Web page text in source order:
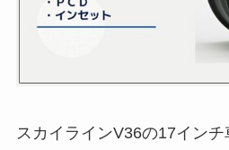
スカイラインV36の17イン